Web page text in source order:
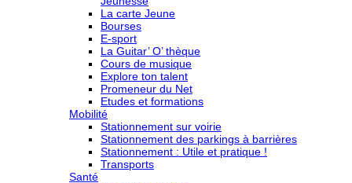
La carte Jeune
Bourses
E-sport
La Guitar’ O’ thèque
Cours de musique
Explore ton talent
Promeneur du Net
Etudes et formations
Mobilité
Stationnement sur voirie
Stationnement des parkings à barrières
Stationnement : Utile et pratique !
Transports
Santé